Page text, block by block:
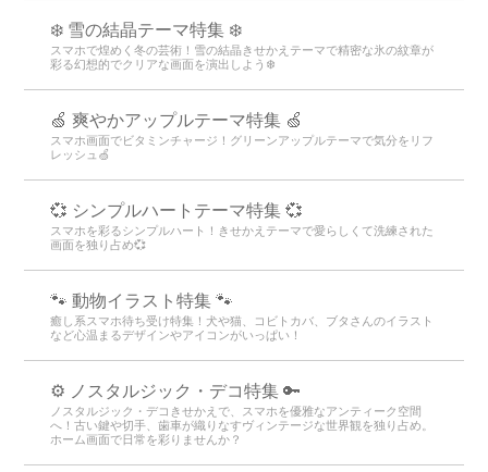
❄️ 雪の結晶テーマ特集 ❄️
スマホで煌めく冬の芸術！雪の結晶きせかえテーマで精密な氷の紋章が
彩る幻想的でクリアな画面を演出しよう❄️
🍏 爽やかアップルテーマ特集 🍏
スマホ画面でビタミンチャージ！グリーンアップルテーマで気分をリフ
レッシュ🍏
💞 シンプルハートテーマ特集 💞
スマホを彩るシンプルハート！きせかえテーマで愛らしくて洗練された
画面を独り占め💞
🐾 動物イラスト特集 🐾
癒し系スマホ待ち受け特集！犬や猫、コビトカバ、ブタさんのイラスト
など心温まるデザインやアイコンがいっぱい！
⚙️ ノスタルジック・デコ特集 🔑
ノスタルジック・デコきせかえで、スマホを優雅なアンティーク空間
へ！古い鍵や切手、歯車が織りなすヴィンテージな世界観を独り占め。
ホーム画面で日常を彩りませんか？